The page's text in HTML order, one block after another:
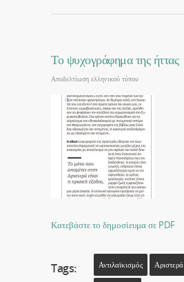
Το ψυχογράφημα της ήττας
Αποδελτίωση ελληνικού τύπου
Κατεβάστε το δημοσίευμα σε PDF
Tags: Αντιλαϊκισμός Αριστερά